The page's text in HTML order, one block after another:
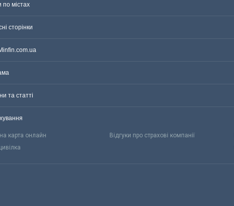
по містах
сторінки
та статті
карта онлайн Відгуки про страхові компанії